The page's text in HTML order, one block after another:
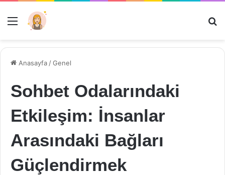
Menü
Anasayfa /Genel
Sohbet Odalarındaki
Etkileşim: İnsanlar
Arasındaki Bağları
Güçlendirmek